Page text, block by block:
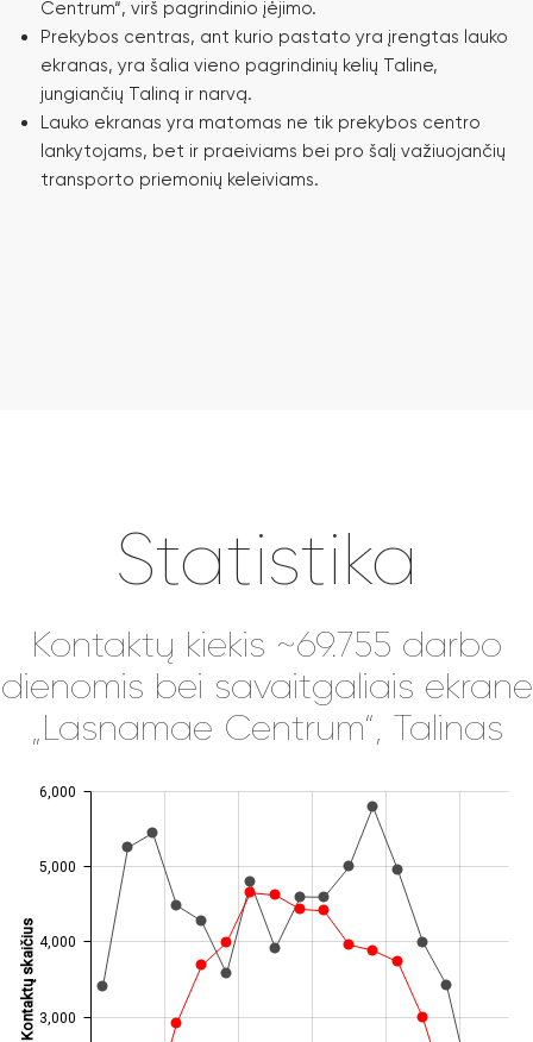
Centrum“, virš pagrindinio įėjimo.
Prekybos centras, ant kurio pastato yra įrengtas lauko
ekranas, yra šalia vieno pagrindinių kelių Taline,
jungiančių Taliną ir narvą.
Lauko ekranas yra matomas ne tik prekybos centro
lankytojams, bet ir praeiviams bei pro šalį važiuojančių
transporto priemonių keleiviams.
Statistika
Kontaktų kiekis ~69.755 darbo
dienomis bei savaitgaliais ekrane
„Lasnamae Centrum“, Talinas
3,000
4,000
5,000
6,000
Kontaktų skaičius